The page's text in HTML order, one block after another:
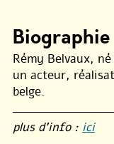
Biographie
Rémy Belvaux,
un acteur,
belge.
plus d’info : ici